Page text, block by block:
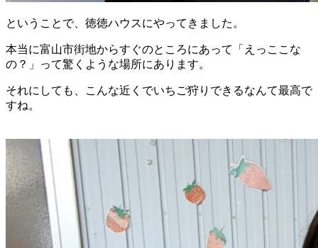
ということで、徳徳ハウスにやってきました。
本当に富山市街地からすぐのところにあって「えっここな
の？」って驚くような場所にあります。
それにしても、こんな近くでいちご狩りできるなんて最高で
すね。